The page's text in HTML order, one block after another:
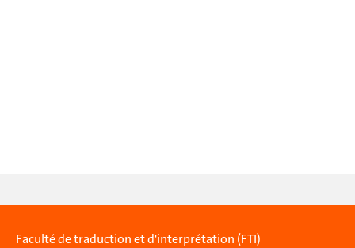
Faculté de traduction et d'interprétation (FTI)